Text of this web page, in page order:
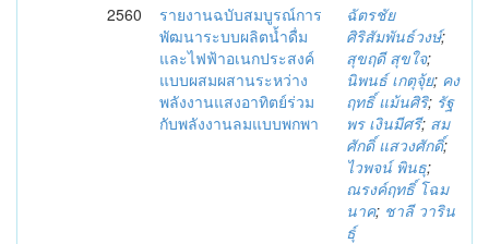
2560
รายงานฉบับสมบูรณ์การ
พัฒนาระบบผลิตน้ำดื่ม
และไฟฟ้าอเนกประสงค์
แบบผสมผสานระหว่าง
พลังงานแสงอาทิตย์ร่วม
กับพลังงานลมแบบพกพา
ฉัตรชัย
ศิริสัมพันธ์วงษ์;
สุขฤดี สุขใจ;
นิพนธ์ เกตุจุ้ย; คง
ฤทธิ์ แม้นศิริ; รัฐ
พร เงินมีศรี; สม
ศักดิ์ แสวงศักดิ์;
ไวพจน์ พินธุ;
ณรงค์ฤทธิ์ โฉม
นาค; ชาลี วาริน
ธุ์